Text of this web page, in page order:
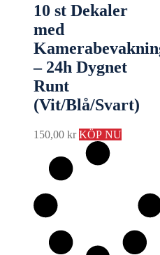
10 st Dekaler
med
– 24h Dygnet
Runt
(Vit/Blå/Svart)
150,00 kr KÖP NU